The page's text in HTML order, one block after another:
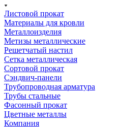
Листовой прокат
Материалы для кровли
Металлоизделия
Метизы металлические
Решетчатый настил
Сетка металлическая
Сортовой прокат
Сэндвич-панели
Трубопроводная арматура
Трубы стальные
Фасонный прокат
Цветные металлы
Компания